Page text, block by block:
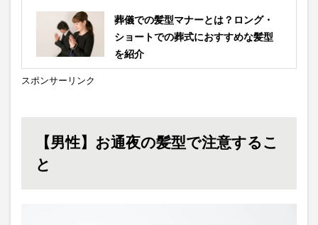
葬儀での髪型マナーとは？ロング・
ショートでの葬式におすすめな髪型
を紹介
スポンサーリンク
【男性】お通夜の髪型で注意するこ
と